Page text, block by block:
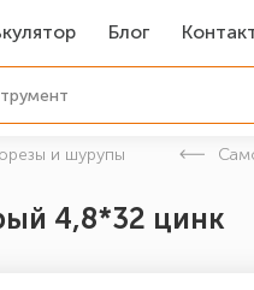
Блог
и шурупы
4,8*32 цинк